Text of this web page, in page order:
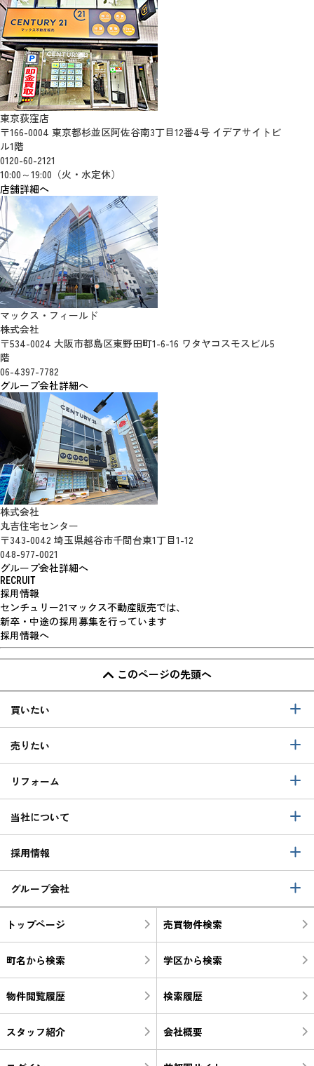
東京荻窪店
〒166-0004 東京都杉並区阿佐谷南3丁目12番4号 イデアサイトビ
ル1階
0120-60-2121
10:00～19:00（火・水定休）
店舗詳細へ
マックス・フィールド
株式会社
〒534-0024 大阪市都島区東野田町1-6-16 ワタヤコスモスビル5
階
06-4397-7782
グループ会社詳細へ
株式会社
丸吉住宅センター
〒343-0042 埼玉県越谷市千間台東1丁目1-12
048-977-0021
グループ会社詳細へ
RECRUIT
採用情報
センチュリー21マックス不動産販売では、
新卒・中途の採用募集を行っています
採用情報へ
このページの先頭へ
買いたい
売りたい
リフォーム
当社について
採用情報
グループ会社
トップページ 売買物件検索
町名から検索 学区から検索
物件閲覧履歴 検索履歴
スタッフ紹介 会社概要